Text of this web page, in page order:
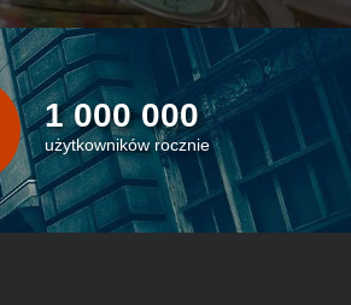
1 000 000
użytkowników rocznie